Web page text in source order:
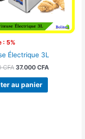
: 5%
Électrique 3L
CFA 37.000 CFA
au panier